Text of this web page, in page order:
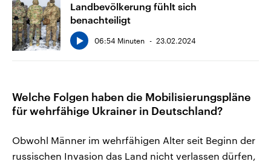
Landbevölkerung fühlt sich
benachteiligt
06:54 Minuten 23.02.2024
Welche Folgen haben die Mobilisierungspläne
für wehrfähige Ukrainer in Deutschland?
Obwohl Männer im wehrfähigen Alter seit Beginn der
russischen Invasion das Land nicht verlassen dürfen,